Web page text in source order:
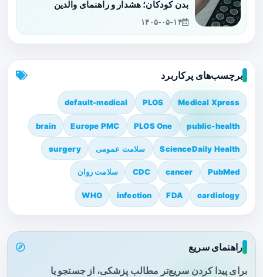
بدن کودکان؛ هشدار و راهنمای والدین
۱۴۰۵-۰۵-۱۴
برچسب‌های پرکاربرد
Medical Xpress
PLOS
default-medical
public-health
PLOS One
Europe PMC
brain
ScienceDaily Health سلامت عمومی surgery
PubMed
cancer
CDC سلامت روان
cardiology
FDA
infection
WHO
راهنمای سریع
برای پیدا کردن سریع‌تر مطالب پزشکی، از جستجو یا